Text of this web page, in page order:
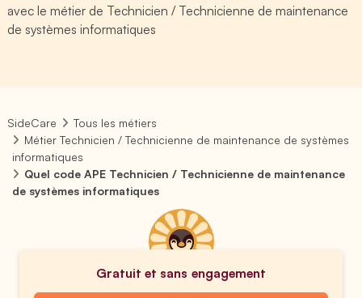
avec le métier de Technicien / Technicienne de maintenance
de systèmes informatiques
SideCare
Tous les métiers
Métier Technicien / Technicienne de maintenance de systèmes
informatiques
Quel code APE Technicien / Technicienne de maintenance
de systèmes informatiques
Gratuit et sans engagement